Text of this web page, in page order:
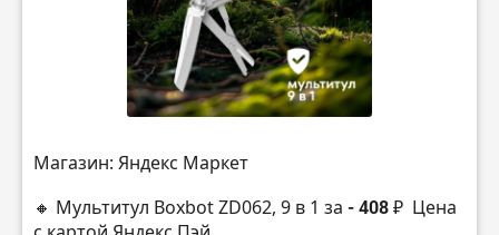
Магазин: Яндекс Маркет
🔸 Мультитул Boxbot ZD062, 9 в 1 за - 408 ₽ Цена